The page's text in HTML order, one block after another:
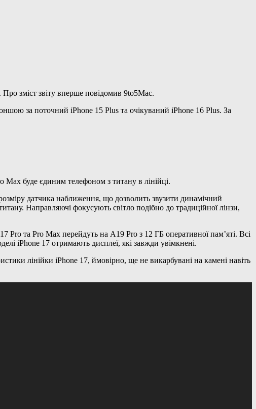
зміст звіту вперше повідомив 9to5Mac.
за поточний iPhone 15 Plus та очікуваний iPhone 16 Plus. За
буде єдиним телефоном з титану в лінійці.
датчика наближення, що дозволить звузити динамічний
Направляючі фокусують світло подібно до традиційної лінзи,
та Pro Max перейдуть на A19 Pro з 12 ГБ оперативної пам’яті. Всі
iPhone 17 отримають дисплеї, які завжди увімкнені.
лінійки iPhone 17, ймовірно, ще не викарбувані на камені навіть